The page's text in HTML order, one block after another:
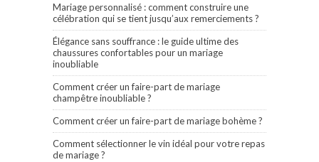
Mariage personnalisé : comment construire une
célébration qui se tient jusqu’aux remerciements ?
Élégance sans souffrance : le guide ultime des
chaussures confortables pour un mariage
inoubliable
Comment créer un faire-part de mariage
champêtre inoubliable ?
Comment créer un faire-part de mariage bohème ?
Comment sélectionner le vin idéal pour votre repas
de mariage ?